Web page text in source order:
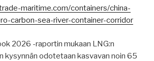
maritime.com/containers/china-
carbon-sea-river-container-corridor
2026 -raportin mukaan LNG:n
kysynnän odotetaan kasvavan noin 65